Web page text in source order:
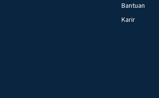
Bantuan
Karir